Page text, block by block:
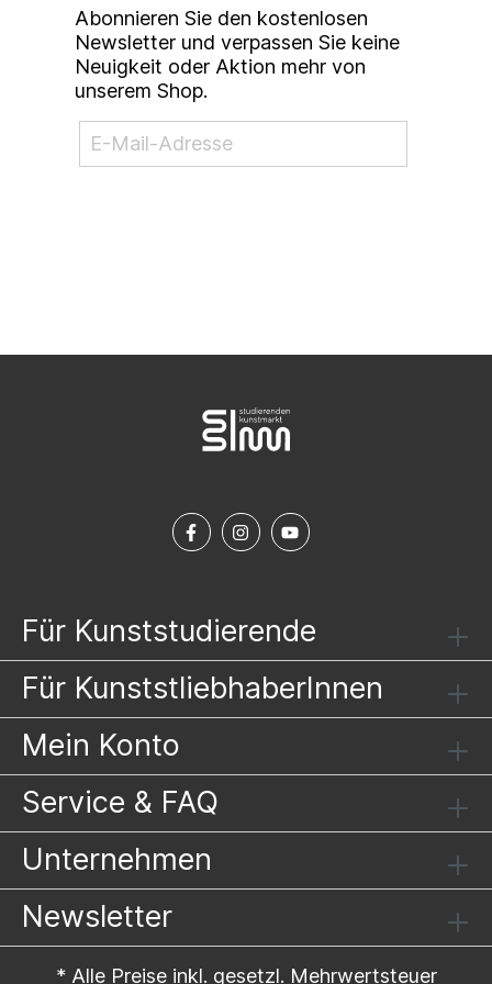
Abonnieren Sie den kostenlosen
Newsletter und verpassen Sie keine
Neuigkeit oder Aktion mehr von
unserem Shop.
Für Kunststudierende
Für KunststliebhaberInnen
Mein Konto
Service & FAQ
Unternehmen
Newsletter
* Alle Preise inkl. gesetzl. Mehrwertsteuer